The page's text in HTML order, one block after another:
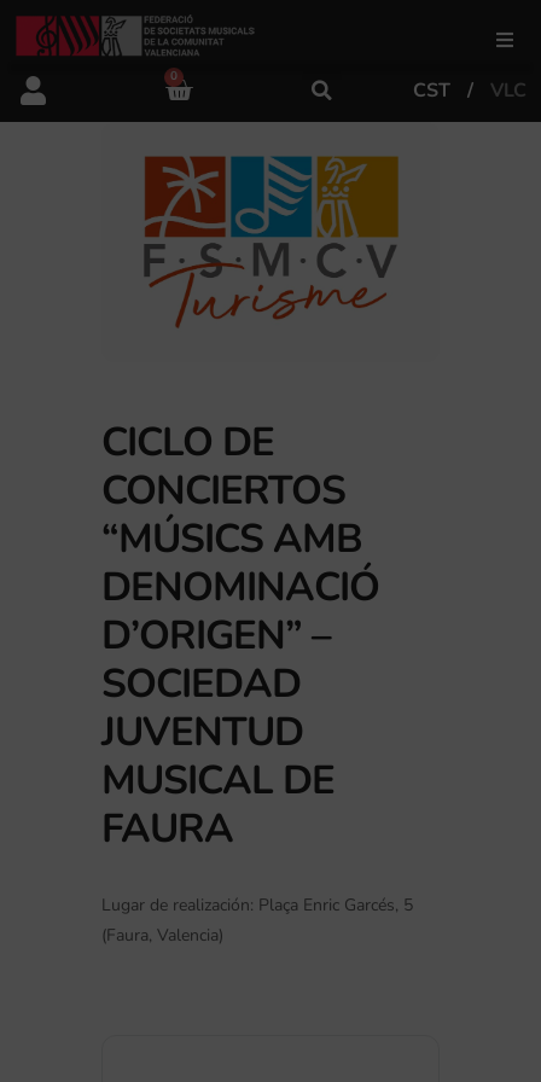
FSMCV
Áreas de gestión
Área educativa
Actualidad
0
CST VLC
CICLO DE
CONCIERTOS
“MÚSICS AMB
DENOMINACIÓ
D’ORIGEN” –
SOCIEDAD
JUVENTUD
MUSICAL DE
FAURA
Lugar de realización: Plaça Enric Garcés, 5
(Faura, Valencia)